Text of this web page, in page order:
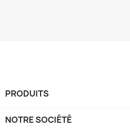
PRODUITS
NOTRE SOCIÉTÉ